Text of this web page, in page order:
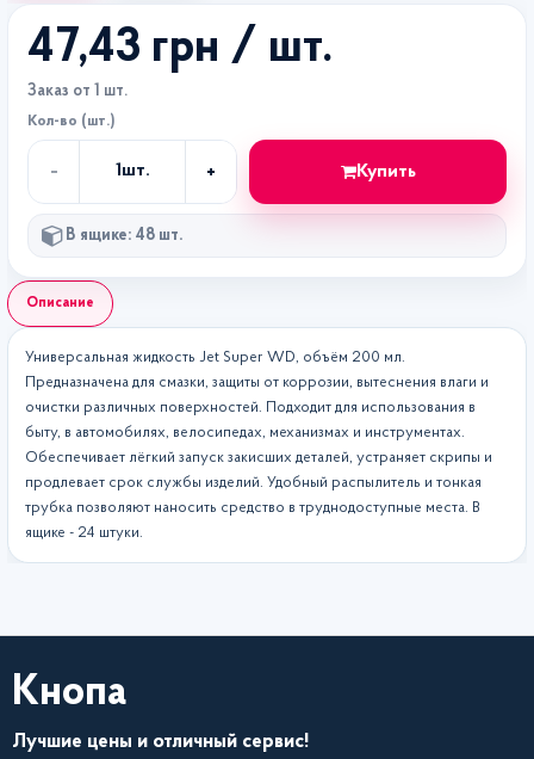
Описание
Универсальная жидкость Jet Super WD, объём 200 мл.
Предназначена для смазки, защиты от коррозии, вытеснения влаги и
очистки различных поверхностей. Подходит для использования в
быту, в автомобилях, велосипедах, механизмах и инструментах.
Обеспечивает лёгкий запуск закисших деталей, устраняет скрипы и
продлевает срок службы изделий. Удобный распылитель и тонкая
трубка позволяют наносить средство в труднодоступные места. В
ящике - 24 штуки.
47,43 грн / шт.
Заказ от 1 шт.
Кол-во (шт.)
-
во
1шт. + Купить
В ящике: 48 шт.
Кнопа
Лучшие цены и отличный сервис!